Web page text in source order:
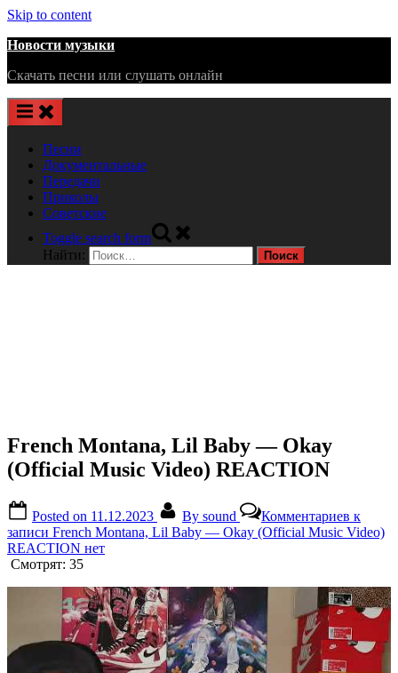
Skip to content
Новости музыки
Скачать песни или слушать онлайн
Песни
Документальные
Передачи
Приколы
Советские
Toggle search form
Найти:
French Montana, Lil Baby — Okay
(Official Music Video) REACTION
Posted on 11.12.2023 By sound Комментариев к
записи French Montana, Lil Baby — Okay (Official Music Video)
REACTION нет
Смотрят: 35